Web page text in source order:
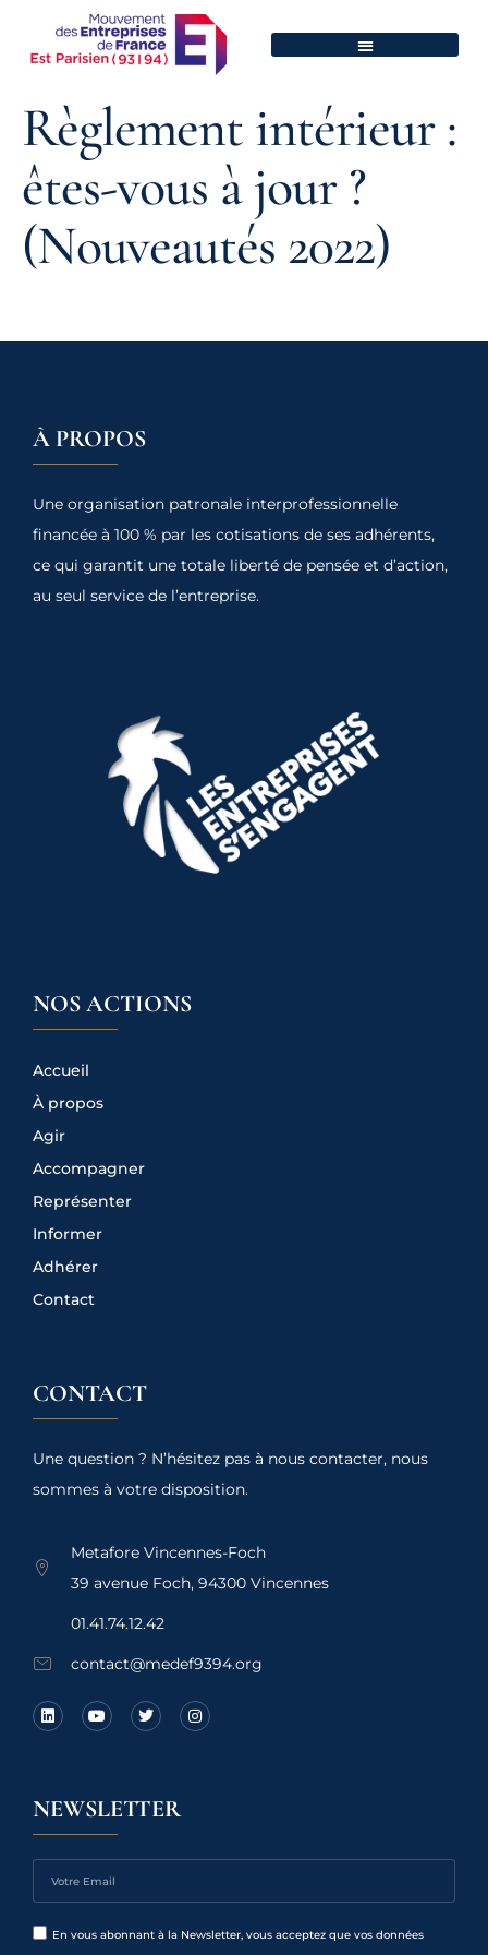
Règlement intérieur :
êtes-vous à jour ?
(Nouveautés 2022)
À PROPOS
Une organisation patronale interprofessionnelle
financée à 100 % par les cotisations de ses adhérents,
ce qui garantit une totale liberté de pensée et d’action,
au seul service de l’entreprise.
NOS ACTIONS
Accueil
À propos
Agir
Accompagner
Représenter
Informer
Adhérer
Contact
CONTACT
Une question ? N’hésitez pas à nous contacter, nous
sommes à votre disposition.
Metafore Vincennes-Foch
39 avenue Foch, 94300 Vincennes
01.41.74.12.42
contact@medef9394.org
NEWSLETTER
En vous abonnant à la Newsletter, vous acceptez que vos données